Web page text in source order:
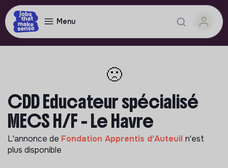
Menu
🙁
CDD Educateur spécialisé
MECS H/F - Le Havre
L'annonce de Fondation Apprentis d'Auteuil n'est
plus disponible